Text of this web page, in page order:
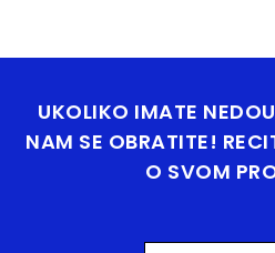
UKOLIKO IMATE
NAM SE OBRATITE!
O SVOM